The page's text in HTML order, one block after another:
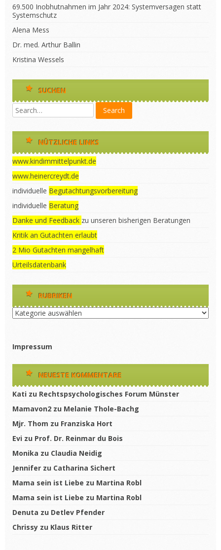
69.500 Inobhutnahmen im Jahr 2024: Systemversagen statt
Systemschutz
Alena Mess
Dr. med. Arthur Ballin
Kristina Wessels
SUCHEN
NÜTZLICHE LINKS
www.kindimmittelpunkt.de
www.heinercreydt.de
individuelle Begutachtungsvorbereitung
individuelle Beratung
Danke und Feedback zu unseren bisherigen Beratungen
Kritik an Gutachten erlaubt
2 Mio Gutachten mangelhaft
Urteilsdatenbank
RUBRIKEN
Rubriken
Impressum
NEUESTE KOMMENTARE
Kati zu Rechtspsychologisches Forum Münster
Mamavon2 zu Melanie Thole-Bachg
Mjr. Thom zu Franziska Hort
Evi zu Prof. Dr. Reinmar du Bois
Monika zu Claudia Neidig
Jennifer zu Catharina Sichert
Mama sein ist Liebe zu Martina Robl
Mama sein ist Liebe zu Martina Robl
Denuta zu Detlev Pfender
Chrissy zu Klaus Ritter